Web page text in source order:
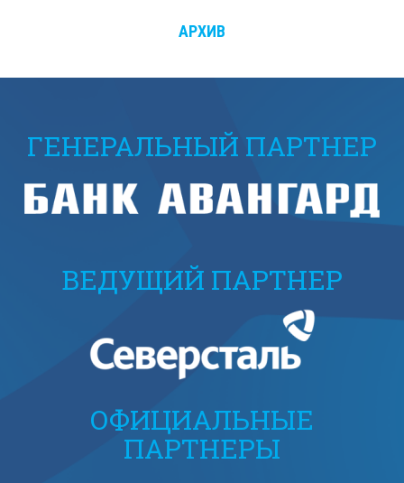
АРХИВ
ГЕНЕРАЛЬНЫЙ ПАРТНЕР
ВЕДУЩИЙ ПАРТНЕР
ОФИЦИАЛЬНЫЕ
ПАРТНЕРЫ